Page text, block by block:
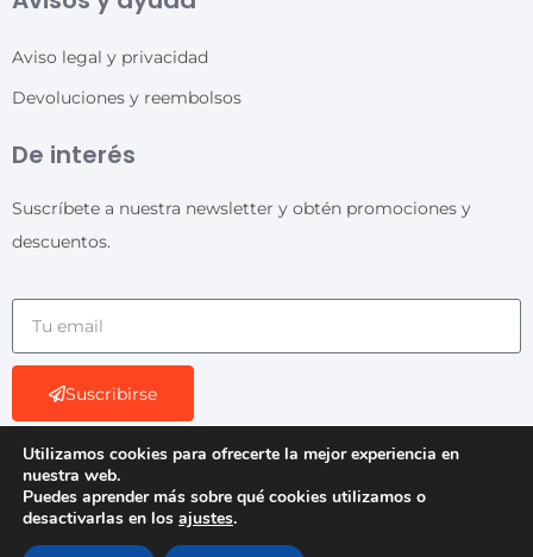
Aviso legal y privacidad
Devoluciones y reembolsos
De interés
Suscríbete a nuestra newsletter y obtén promociones y
descuentos.
Suscribirse
© 2026 - Todos los derechos reservados. Diseño:
Utilizamos cookies para ofrecerte la mejor experiencia en
nuestra web.
Puedes aprender más sobre qué cookies utilizamos o
desactivarlas en los ajustes.